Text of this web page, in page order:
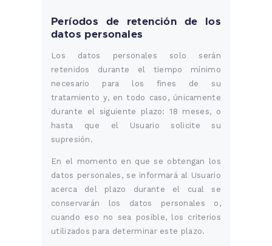
Períodos de retención de los
datos personales
Los datos personales solo serán
retenidos durante el tiempo mínimo
necesario para los fines de su
tratamiento y, en todo caso, únicamente
durante el siguiente plazo: 18 meses, o
hasta que el Usuario solicite su
supresión.
En el momento en que se obtengan los
datos personales, se informará al Usuario
acerca del plazo durante el cual se
conservarán los datos personales o,
cuando eso no sea posible, los criterios
utilizados para determinar este plazo.